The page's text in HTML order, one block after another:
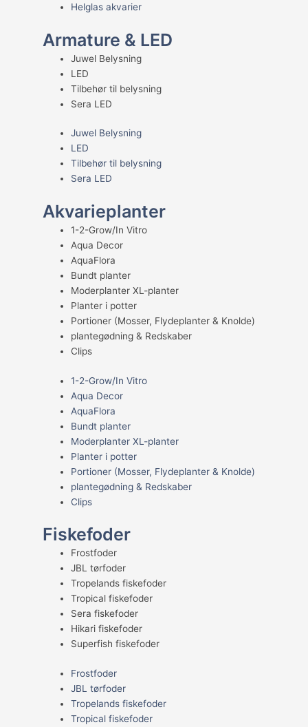
Helglas akvarier
Armature & LED
Juwel Belysning
LED
Tilbehør til belysning
Sera LED
Juwel Belysning
LED
Tilbehør til belysning
Sera LED
Akvarieplanter
1-2-Grow/In Vitro
Aqua Decor
AquaFlora
Bundt planter
Moderplanter XL-planter
Planter i potter
Portioner (Mosser, Flydeplanter & Knolde)
plantegødning & Redskaber
Clips
1-2-Grow/In Vitro
Aqua Decor
AquaFlora
Bundt planter
Moderplanter XL-planter
Planter i potter
Portioner (Mosser, Flydeplanter & Knolde)
plantegødning & Redskaber
Clips
Fiskefoder
Frostfoder
JBL tørfoder
Tropelands fiskefoder
Tropical fiskefoder
Sera fiskefoder
Hikari fiskefoder
Superfish fiskefoder
Frostfoder
JBL tørfoder
Tropelands fiskefoder
Tropical fiskefoder